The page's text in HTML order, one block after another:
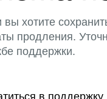
вы хотите
продления.
поддержки.
в поддержку